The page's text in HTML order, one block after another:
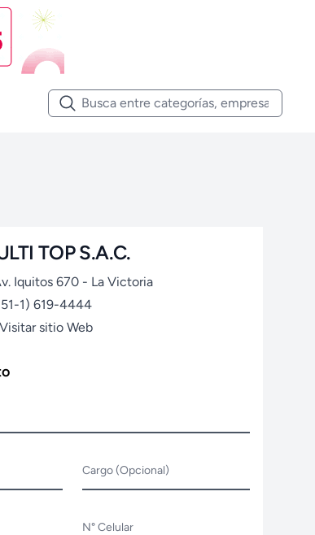
TOP S.A.C.
Iquitos 670 - La Victoria
1) 619-4444
Visitar sitio Web
Cargo (Opcional)
N° Celular